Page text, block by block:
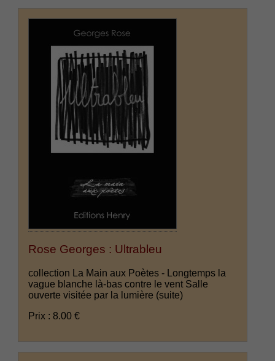
Rose Georges : Ultrableu
collection La Main aux Poètes - Longtemps la
vague blanche là-bas contre le vent Salle
ouverte visitée par la lumière (suite)
Prix : 8.00 €